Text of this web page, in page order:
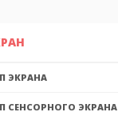
ЭКРАНА
СЕНСОРНОГО ЭКРАНА